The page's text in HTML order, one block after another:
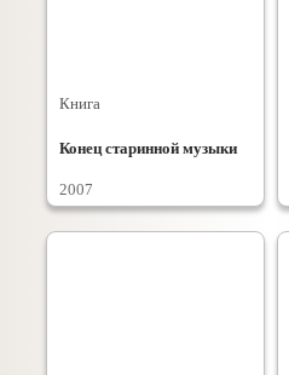
Книга
Конец старинной музыки
2007